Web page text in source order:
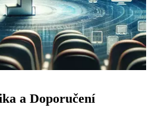
a Doporučení